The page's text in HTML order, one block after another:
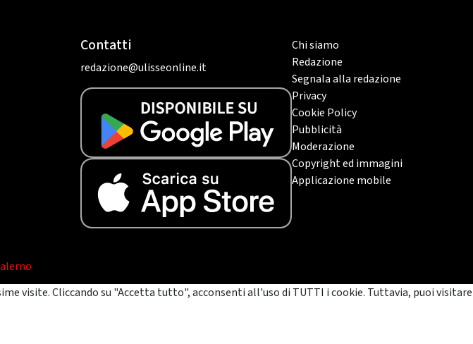
Contatti
redazione@ulisseonline.it
Chi siamo
Redazione
Segnala alla redazione
Privacy
Cookie Policy
Pubblicità
Moderazione
Copyright ed immagini
Applicazione mobile
visite. Cliccando su "Accetta tutto", acconsenti all'uso di TUTTI i cookie. Tuttavia, puoi visitare